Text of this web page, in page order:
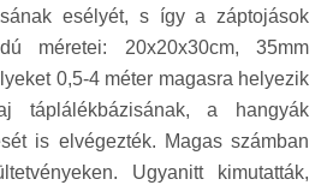
esélyét, s így a záptojások
méretei: 20x20x30cm, 35mm
0,5-4 méter magasra helyezik
a hangyák
is elvégezték. Magas számban
Ugyanitt kimutatták,